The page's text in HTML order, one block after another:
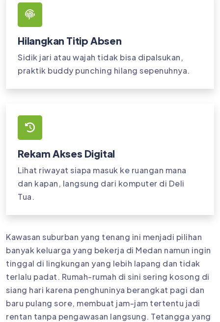
Hilangkan Titip Absen
Sidik jari atau wajah tidak bisa dipalsukan,
praktik buddy punching hilang sepenuhnya.
Rekam Akses Digital
Lihat riwayat siapa masuk ke ruangan mana
dan kapan, langsung dari komputer di Deli
Tua.
Kawasan suburban yang tenang ini menjadi pilihan
banyak keluarga yang bekerja di Medan namun ingin
tinggal di lingkungan yang lebih lapang dan tidak
terlalu padat. Rumah-rumah di sini sering kosong di
siang hari karena penghuninya berangkat pagi dan
baru pulang sore, membuat jam-jam tertentu jadi
rentan tanpa pengawasan langsung. Tetangga yang